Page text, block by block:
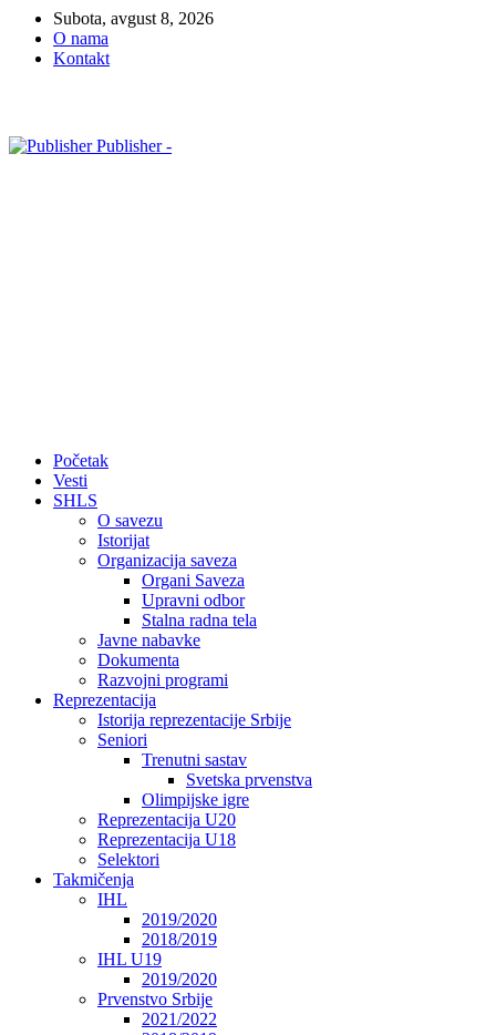
Subota, avgust 8, 2026
O nama
Kontakt
Publisher -
Početak
Vesti
SHLS
O savezu
Istorijat
Organizacija saveza
Organi Saveza
Upravni odbor
Stalna radna tela
Javne nabavke
Dokumenta
Razvojni programi
Reprezentacija
Istorija reprezentacije Srbije
Seniori
Trenutni sastav
Svetska prvenstva
Olimpijske igre
Reprezentacija U20
Reprezentacija U18
Selektori
Takmičenja
IHL
2019/2020
2018/2019
IHL U19
2019/2020
Prvenstvo Srbije
2021/2022